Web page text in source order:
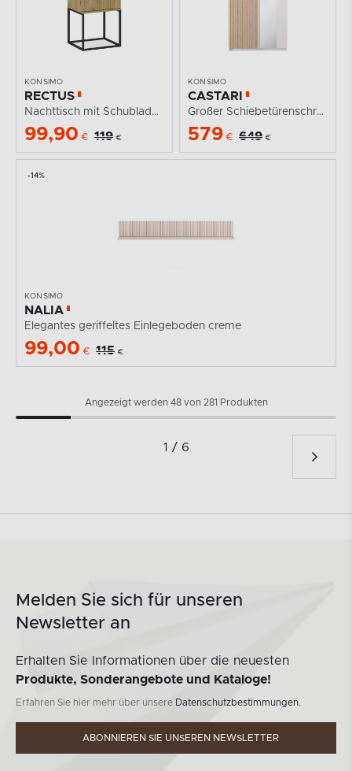
KONSIMO
RECTUS
Nachttisch mit Schubladen modern Eiche artisan
99,90 € 119 €
KONSIMO
CASTARI
Großer Schiebetürenschrank mit Lamellen und Spiegel...
579 € 649 €
-14%
KONSIMO
NALIA
Elegantes geriffeltes Einlegeboden creme
99,00 € 115 €
Angezeigt werden 48 von 281 Produkten
1 / 6
Melden Sie sich für unseren
Newsletter an
Erhalten Sie Informationen über die neuesten
Produkte, Sonderangebote und Kataloge!
Erfahren Sie hier mehr über unsere Datenschutzbestimmungen.
ABONNIEREN SIE UNSEREN NEWSLETTER